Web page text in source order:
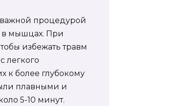
процедурой
в мышцах. При
избежать травм
легкого
к более глубокому
плавными и
5-10 минут.